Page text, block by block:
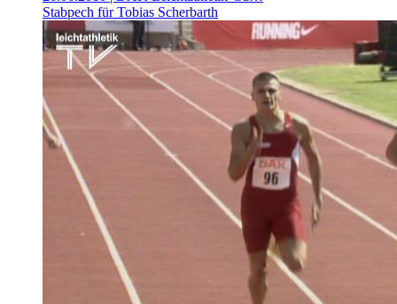
Stabpech für Tobias Scherbarth